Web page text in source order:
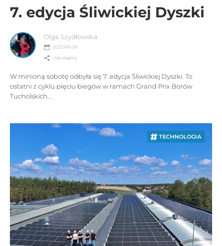
7. edycja Śliwickiej Dyszki
Olga Szydłowska
2023-08-09
Udostępnij
W minioną sobotę odbyła się 7. edycja Śliwickiej Dyszki. To
ostatni z cyklu pięciu biegów w ramach Grand Prix Borów
Tucholskich...
TECHNOLOGIA